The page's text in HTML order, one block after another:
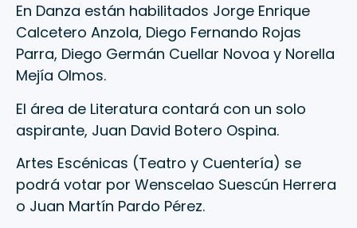
En Danza están habilitados Jorge Enrique
Calcetero Anzola, Diego Fernando Rojas
Parra, Diego Germán Cuellar Novoa y Norella
Mejía Olmos.
El área de Literatura contará con un solo
aspirante, Juan David Botero Ospina.
Artes Escénicas (Teatro y Cuentería) se
podrá votar por Wenscelao Suescún Herrera
o Juan Martín Pardo Pérez.